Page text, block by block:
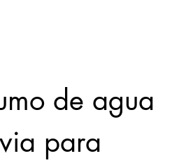
de agua
para